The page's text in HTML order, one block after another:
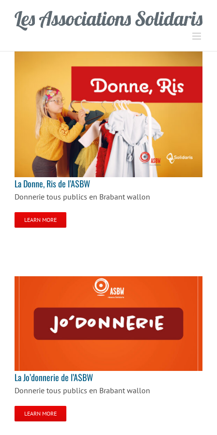
contenu
La Donne, Ris de l’ASBW
La Donne, Ris de l’ASBW
Donnerie tous publics en Brabant wallon
LEARN MORE
La Jo’donnerie de l’ASBW
La Jo’donnerie de l’ASBW
Donnerie tous publics en Brabant wallon
LEARN MORE